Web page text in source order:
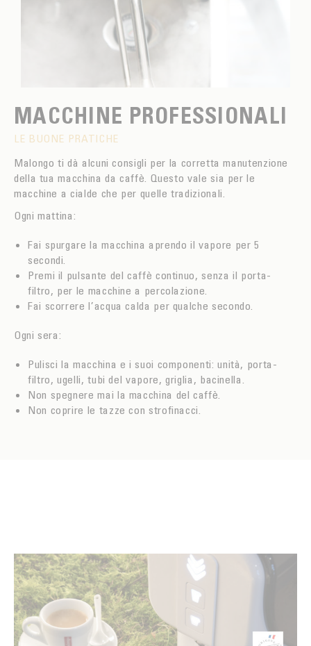
MACCHINE PROFESSIONALI
LE BUONE PRATICHE
Malongo ti dà alcuni consigli per la corretta manutenzione
della tua macchina da caffè. Questo vale sia per le
macchine a cialde che per quelle tradizionali.
Ogni mattina:
Fai spurgare la macchina aprendo il vapore per 5
secondi.
Premi il pulsante del caffè continuo, senza il porta-
filtro, per le macchine a percolazione.
Fai scorrere l’acqua calda per qualche secondo.
Ogni sera:
Pulisci la macchina e i suoi componenti: unità, porta-
filtro, ugelli, tubi del vapore, griglia, bacinella.
Non spegnere mai la macchina del caffè.
Non coprire le tazze con strofinacci.